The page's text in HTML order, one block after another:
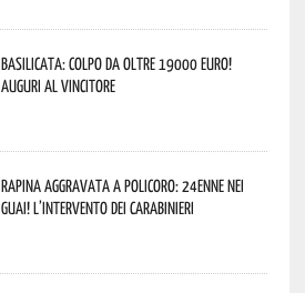
Basilicata: colpo da oltre 19000 Euro!
Auguri al vincitore
Rapina aggravata a Policoro: 24enne nei
guai! L’intervento dei Carabinieri